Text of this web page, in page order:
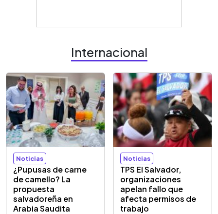
Internacional
Noticias
¿Pupusas de carne
de camello? La
propuesta
salvadoreña en
Arabia Saudita
Noticias
TPS El Salvador,
organizaciones
apelan fallo que
afecta permisos de
trabajo